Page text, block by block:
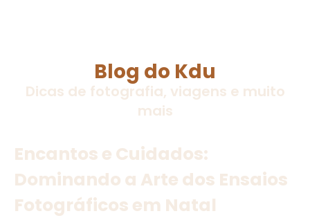
Blog do Kdu
Dicas de fotografia, viagens e muito
mais
Encantos e Cuidados:
Dominando a Arte dos Ensaios
Fotográficos em Natal